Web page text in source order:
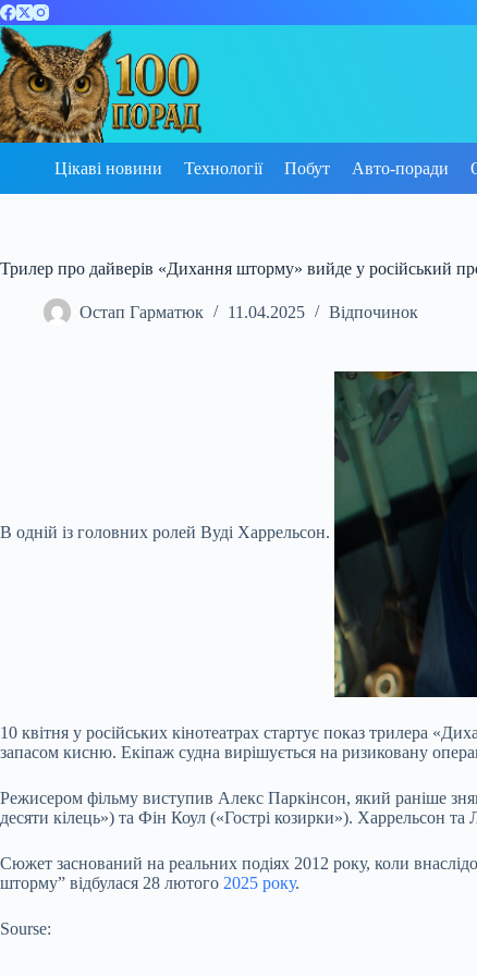
Перейти
до
вмісту
Цікаві новини Технології Побут Авто-поради
Трилер про дайверів «Дихання шторму» вийде у російський
Остап Гарматюк 11.04.2025 Відпочинок
В одній із головних ролей Вуді Харрельсон.
10 квітня у російських кінотеатрах стартує показ трилера
запасом кисню. Екіпаж судна вирішується на ризиковану
Режисером фільму виступив Алекс Паркінсон, який раніше
десяти кілець») та Фін Коул («Гострі козирки»). Харрельсон
Сюжет заснований на реальних подіях 2012 року, коли
шторму” відбулася 28 лютого 2025 року.
Sourse: